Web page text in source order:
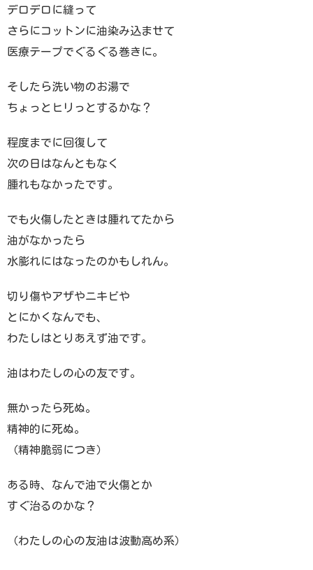
デロデロに縫って
さらにコットンに油染み込ませて
医療テープでぐるぐる巻きに。
そしたら洗い物のお湯で
ちょっとヒリっとするかな？
程度までに回復して
次の日はなんともなく
腫れもなかったです。
でも火傷したときは腫れてたから
油がなかったら
水膨れにはなったのかもしれん。
切り傷やアザやニキビや
とにかくなんでも、
わたしはとりあえず油です。
油はわたしの心の友です。
無かったら死ぬ。
精神的に死ぬ。
（精神脆弱につき）
ある時、なんで油で火傷とか
すぐ治るのかな？
（わたしの心の友油は波動高め系）